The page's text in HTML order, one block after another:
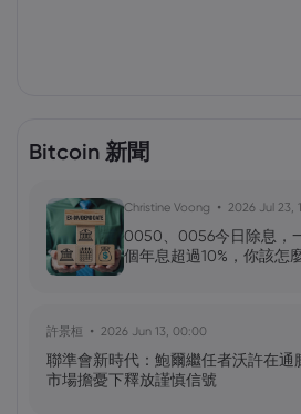
Bitcoin 新聞
Christine Voong 2026 Jul 23,
0050、0056今日除息，
個年息超過10%，你該怎
許景桓 2026 Jun 13, 00:00
聯準會新時代：鮑爾繼任者沃許在通
市場擔憂下釋放謹慎信號